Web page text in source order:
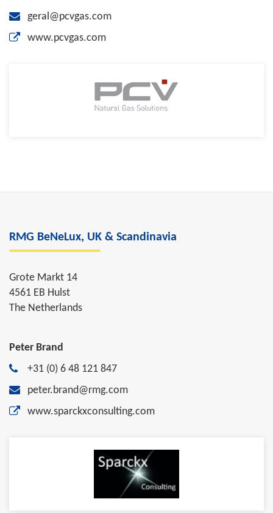
geral@pcvgas.com
www.pcvgas.com
RMG BeNeLux, UK & Scandinavia
Grote Markt 14
4561 EB Hulst
The Netherlands
Peter Brand
+31 (0) 6 48 121 847
peter.brand@rmg.com
www.sparckxconsulting.com